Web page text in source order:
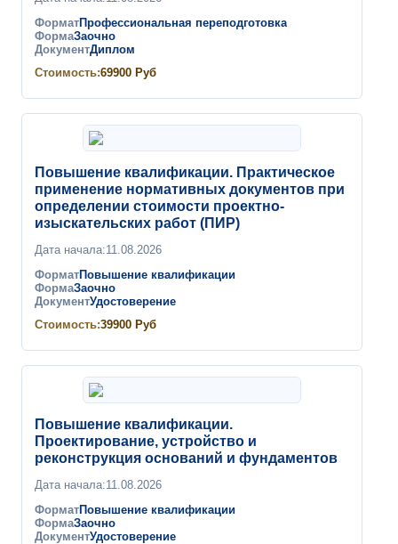
ФорматПрофессиональная переподготовка
ФормаЗаочно
ДокументДиплом
Стоимость:69900 Руб
Повышение квалификации. Практическое
применение нормативных документов при
определении стоимости проектно-
изыскательских работ (ПИР)
Дата начала:11.08.2026
ФорматПовышение квалификации
ФормаЗаочно
ДокументУдостоверение
Стоимость:39900 Руб
Повышение квалификации.
Проектирование, устройство и
реконструкция оснований и фундаментов
Дата начала:11.08.2026
ФорматПовышение квалификации
ФормаЗаочно
ДокументУдостоверение